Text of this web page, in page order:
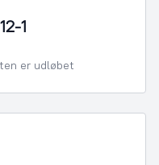
1
er udløbet